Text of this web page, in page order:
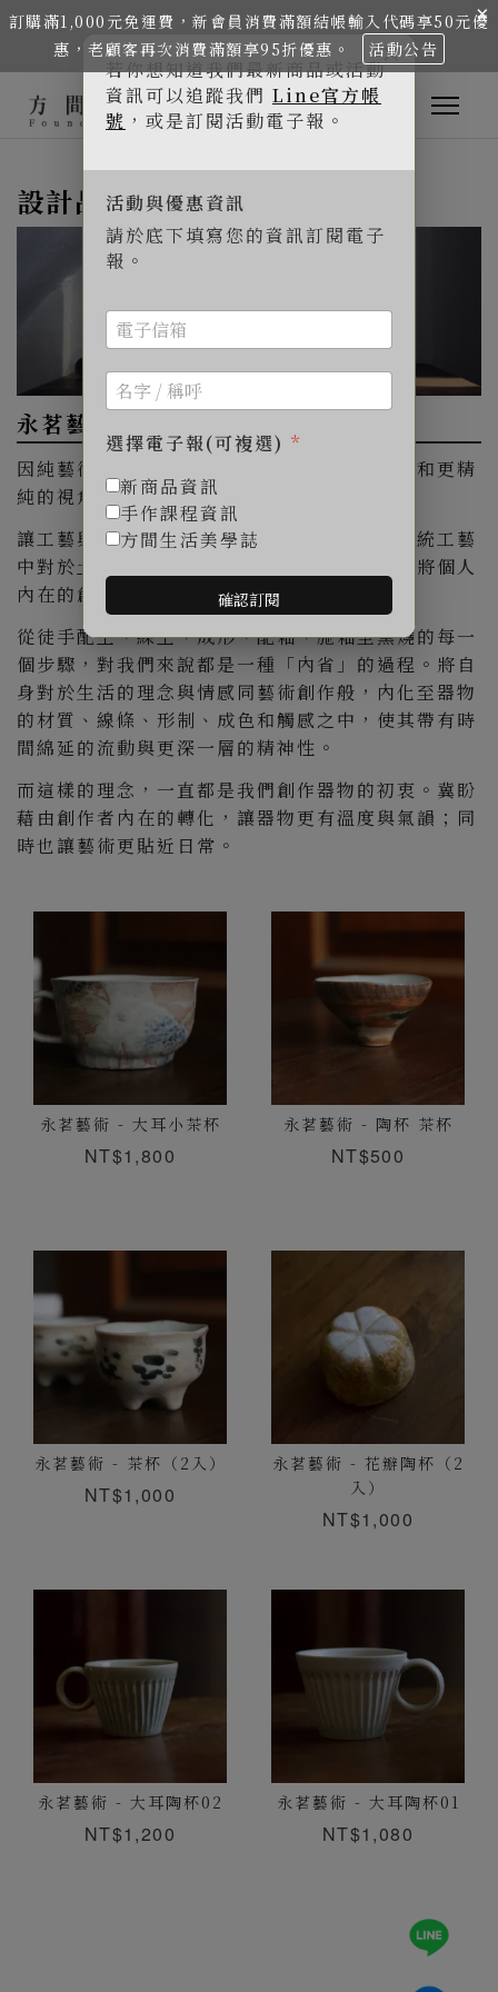
×
訂購滿1,000元免運費，新會員消費滿額結帳輸入代碼享50元優
惠，老顧客再次消費滿額享95折優惠。
活動公告
設計品牌 / 藝術創作者介紹
永茗藝術
因純藝術創作的背景，我們希望能延續此精神和更精
純的視角創作器物。
讓工藝與藝術之間的界線再模糊一些。專研傳統工藝
中對於土、釉藥、燒成等細節的堅持，但同時將個人
內在的創作語彙融於其中，使器物獨一無二。
從徒手配土、練土、成形、配釉、施釉至窯燒的每一
個步驟，對我們來說都是一種「內省」的過程。將自
身對於生活的理念與情感同藝術創作般，內化至器物
的材質、線條、形制、成色和觸感之中，使其帶有時
間綿延的流動與更深一層的精神性。
而這樣的理念，一直都是我們創作器物的初衷。冀盼
藉由創作者內在的轉化，讓器物更有溫度與氣韻；同
時也讓藝術更貼近日常。
永茗藝術 - 大耳小茶杯
NT$1,800
永茗藝術 - 陶杯 茶杯
NT$500
永茗藝術 - 茶杯（2入）
NT$1,000
永茗藝術 - 花瓣陶杯（2
入）
NT$1,000
永茗藝術 - 大耳陶杯02
NT$1,200
永茗藝術 - 大耳陶杯01
NT$1,080
×
若你想知道我們最新商品或活動
資訊可以追蹤我們 Line官方帳
號 ，或是訂閱活動電子報。
活動與優惠資訊
請於底下填寫您的資訊訂閱電子
報。
選擇電子報(可複選) *
新商品資訊
手作課程資訊
方間生活美學誌
確認訂閱